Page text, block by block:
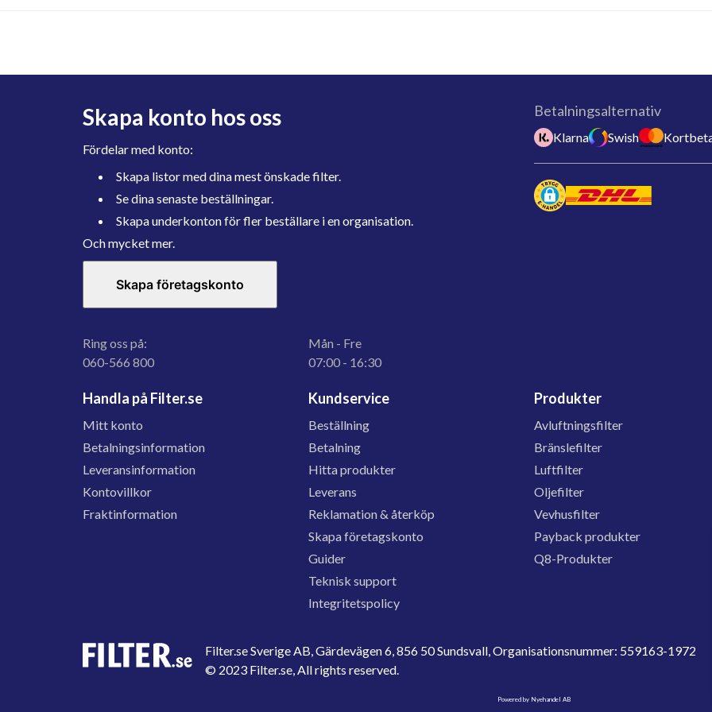
Skapa konto hos oss
Fördelar med konto:
Skapa listor med dina mest önskade filter.
Se dina senaste beställningar.
Skapa underkonton för fler beställare i en organisation.
Och mycket mer.
Skapa företagskonto
Ring oss på:
060-566 800
Mån - Fre
07:00 - 16:30
Betalningsalternativ
Klarna Swish
Handla på Filter.se
Mitt konto
Betalningsinformation
Leveransinformation
Kontovillkor
Fraktinformation
Kundservice
Beställning
Betalning
Hitta produkter
Leverans
Reklamation & återköp
Skapa företagskonto
Guider
Teknisk support
Integritetspolicy
Produkter
Avluftningsfilter
Bränslefilter
Luftfilter
Oljefilter
Vevhusfilter
Payback produkter
Q8-Produkter
Filter.se Sverige AB, Gärdevägen 6, 856 50 Sundsvall, Organisationsnummer: 559163-1972
© 2023 Filter.se, All rights reserved.
Powered by Nyehandel AB